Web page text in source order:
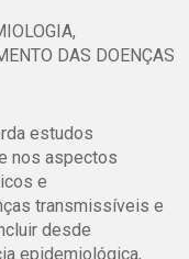
DAS DOENÇAS
estudos
nos aspectos
e
transmissíveis e
desde
epidemiológica,